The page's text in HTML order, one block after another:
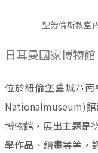
聖勞倫斯教堂
日耳曼國家博物館
位於紐倫堡舊城區
Nationalmuseum)
博物館，展出主題是
學作品、繪畫等等，